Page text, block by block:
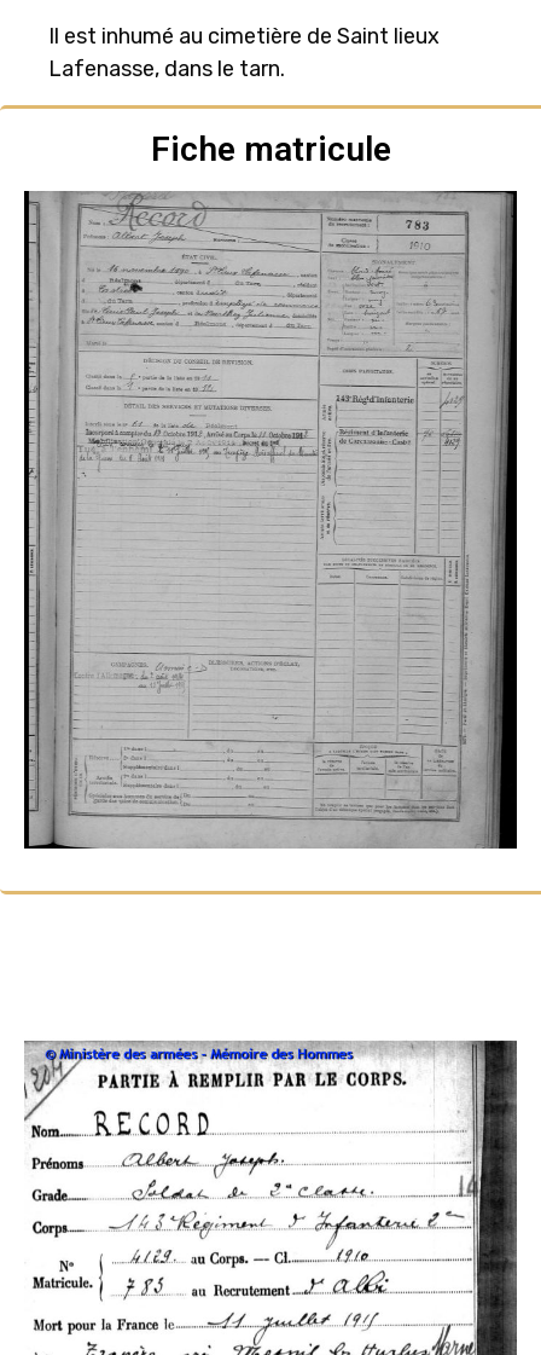
Il est inhumé au cimetière de Saint lieux
Lafenasse, dans le tarn.
Fiche matricule